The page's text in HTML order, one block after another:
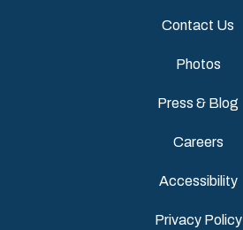
Contact Us
Photos
Press & Blog
Careers
Accessibility
Privacy Policy